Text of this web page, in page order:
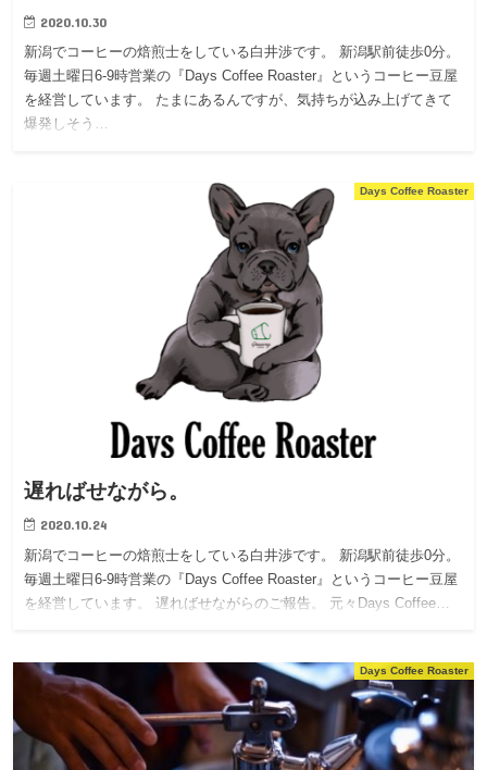
2020.10.30
新潟でコーヒーの焙煎士をしている白井渉です。 新潟駅前徒歩0分。
毎週土曜日6-9時営業の『Days Coffee Roaster』というコーヒー豆屋
を経営しています。 たまにあるんですが、気持ちが込み上げてきて
爆発しそう…
Days Coffee Roaster
遅ればせながら。
2020.10.24
新潟でコーヒーの焙煎士をしている白井渉です。 新潟駅前徒歩0分。
毎週土曜日6-9時営業の『Days Coffee Roaster』というコーヒー豆屋
を経営しています。 遅ればせながらのご報告。 元々Days Coffee…
Days Coffee Roaster